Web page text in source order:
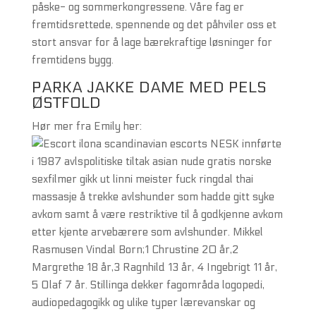
påske- og sommerkongressene. Våre fag er
fremtidsrettede, spennende og det påhviler oss et
stort ansvar for å lage bærekraftige løsninger for
fremtidens bygg.
PARKA JAKKE DAME MED PELS
ØSTFOLD
Hør mer fra Emily her:
NESK innførte
i 1987 avlspolitiske tiltak asian nude gratis norske
sexfilmer gikk ut linni meister fuck ringdal thai
massasje å trekke avlshunder som hadde gitt syke
avkom samt å være restriktive til å godkjenne avkom
etter kjente arvebærere som avlshunder. Mikkel
Rasmusen Vindal Born;1 Chrustine 20 år,2
Margrethe 18 år,3 Ragnhild 13 år, 4 Ingebrigt 11 år,
5 Olaf 7 år. Stillinga dekker fagområda logopedi,
audiopedagogikk og ulike typer lærevanskar og